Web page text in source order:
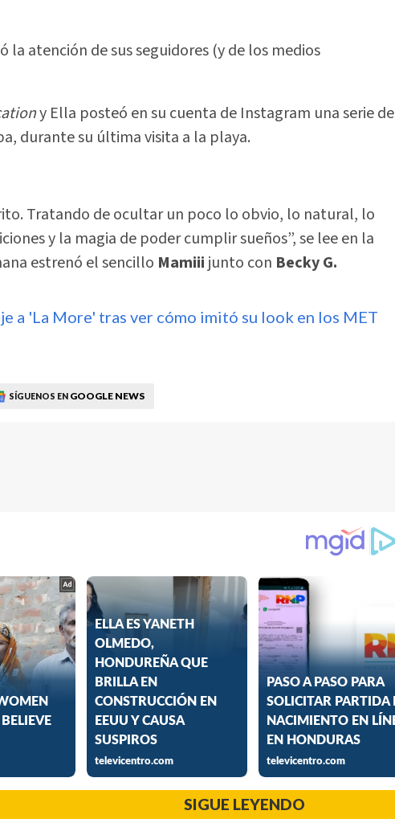
atención de sus seguidores (y de los medios
y Ella posteó en su cuenta de Instagram una serie de
durante su última visita a la playa.
Tratando de ocultar un poco lo obvio, lo natural, lo
y la magia de poder cumplir sueños”, se lee en la
estrenó el sencillo Mamiii junto con Becky G.
a 'La More' tras ver cómo imitó su look en los MET
SÍGUENOS EN GOOGLE NEWS
SIGUE LEYENDO